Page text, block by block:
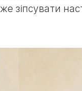
зіпсувати